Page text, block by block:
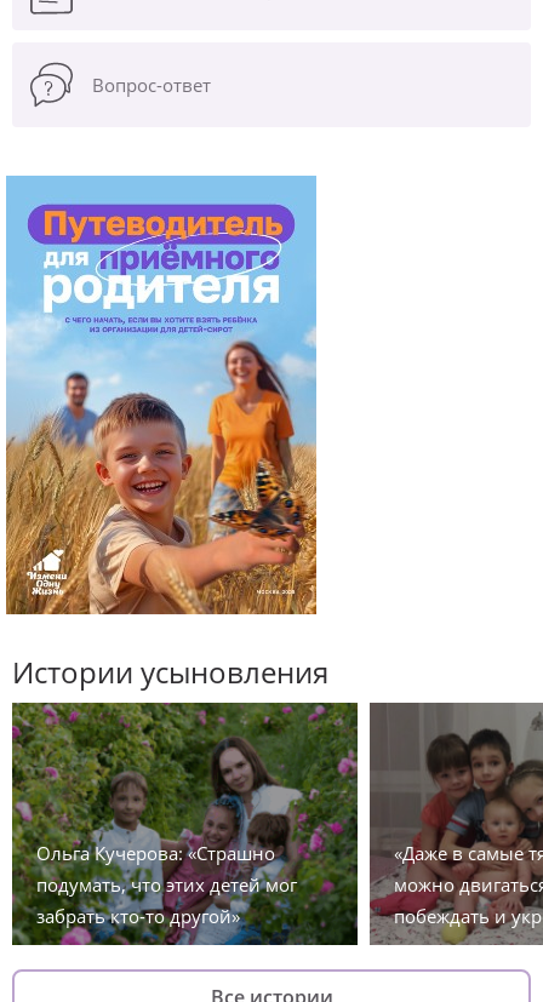
Вопрос-ответ
Истории усыновления
Ольга Кучерова: «Страшно
подумать, что этих детей мог
забрать кто-то другой»
«Даже в самые
можно
побеждать и